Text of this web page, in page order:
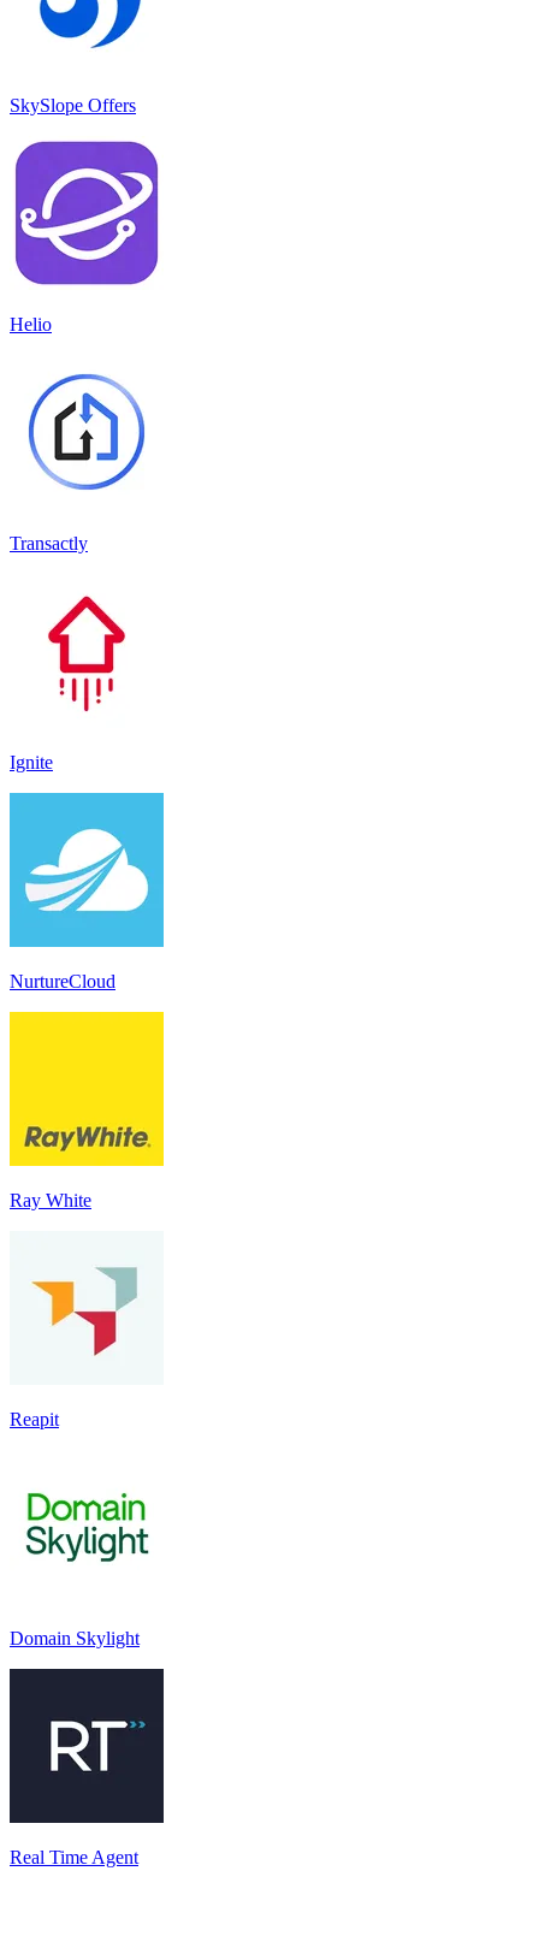
SkySlope Offers
Helio
Transactly
Ignite
NurtureCloud
Ray White
Reapit
Domain Skylight
Real Time Agent